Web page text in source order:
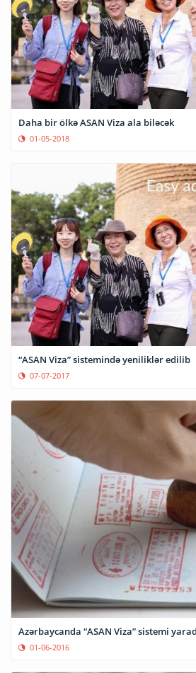
Daha bir ölkə ASAN Viza ala biləcək
01-05-2018
“ASAN Viza” sistemində yeniliklər edilib
07-07-2017
Azərbaycanda “ASAN Viza” sistemi
01-06-2016